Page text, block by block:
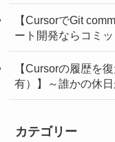
【CursorでGit
ート開発ならコミ
【Cursorの履歴を
有）】～誰かの休
カテゴリー